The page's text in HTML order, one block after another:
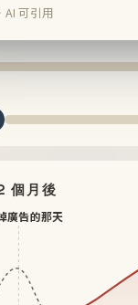
AI 可引用
個月後
廣告的那天